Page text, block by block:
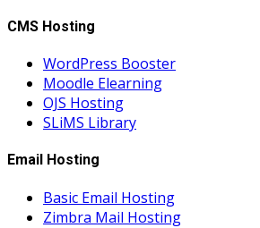
CMS Hosting
WordPress Booster
Moodle Elearning
OJS Hosting
SLiMS Library
Email Hosting
Basic Email Hosting
Zimbra Mail Hosting